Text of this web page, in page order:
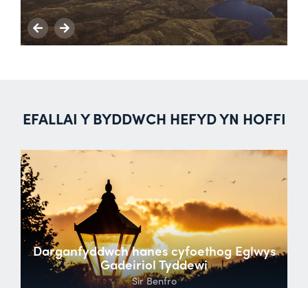
EFALLAI Y BYDDWCH HEFYD YN HOFFI
Darganfyddwch hanes cyfoethog Eglwys
Gadeiriol Tyddewi
Sir Benfro